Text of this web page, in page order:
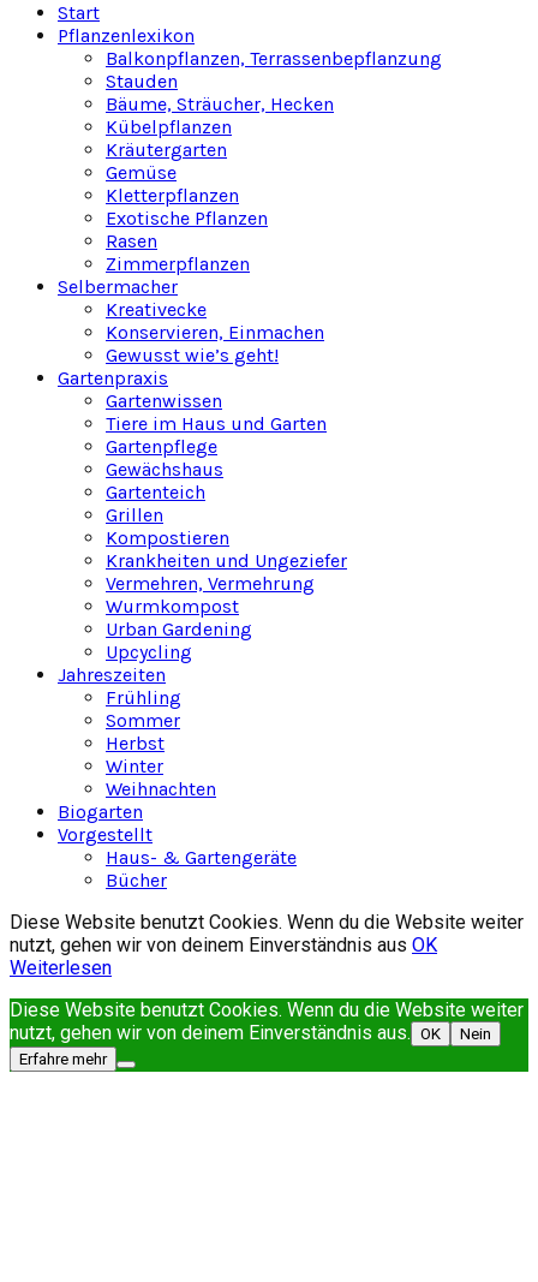
Start
Pflanzenlexikon
Balkonpflanzen, Terrassenbepflanzung
Stauden
Bäume, Sträucher, Hecken
Kübelpflanzen
Kräutergarten
Gemüse
Kletterpflanzen
Exotische Pflanzen
Rasen
Zimmerpflanzen
Selbermacher
Kreativecke
Konservieren, Einmachen
Gewusst wie’s geht!
Gartenpraxis
Gartenwissen
Tiere im Haus und Garten
Gartenpflege
Gewächshaus
Gartenteich
Grillen
Kompostieren
Krankheiten und Ungeziefer
Vermehren, Vermehrung
Wurmkompost
Urban Gardening
Upcycling
Jahreszeiten
Frühling
Sommer
Herbst
Winter
Weihnachten
Biogarten
Vorgestellt
Haus- & Gartengeräte
Bücher
Diese Website benutzt Cookies. Wenn du die Website weiter
nutzt, gehen wir von deinem Einverständnis aus OK
Weiterlesen
Diese Website benutzt Cookies. Wenn du die Website weiter
nutzt, gehen wir von deinem Einverständnis aus. OK
Nein
Erfahre mehr